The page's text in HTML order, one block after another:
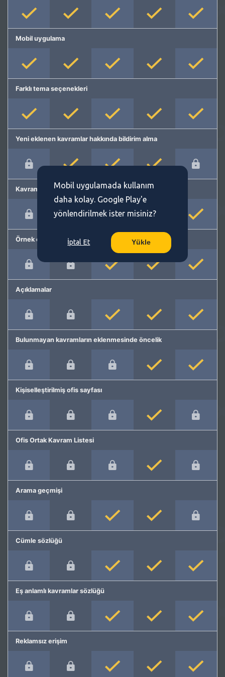
Mobil uygulama
Farklı tema seçenekleri
Yeni eklenen kavramlar hakkında bildirim alma
Kavram önerme
Örnek cümleler
Açıklamalar
Bulunmayan kavramların eklenmesinde öncelik
Kişiselleştirilmiş ofis sayfası
Ofis Ortak Kavram Listesi
Arama geçmişi
Cümle sözlüğü
Eş anlamlı kavramlar sözlüğü
Reklamsız erişim
Mobil uygulamada kullanım
daha kolay. Google Play'e
yönlendirilmek ister misiniz?
İptal Et Yükle